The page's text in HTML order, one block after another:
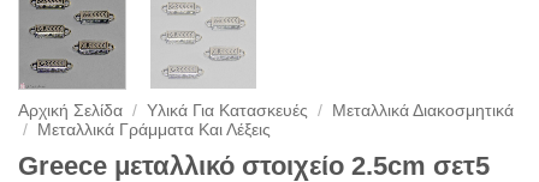
Αρχική Σελίδα / Υλικά Για Κατασκευές /
Μεταλλικά Διακοσμητικά
/
Μεταλλικά Γράμματα Και Λέξεις
Greece μεταλλικό στοιχείο 2.5cm σετ5